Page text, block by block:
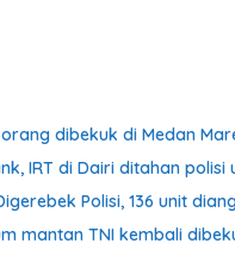
dibekuk di Medan
IRT di Dairi ditahan
Polisi, 136 unit
mantan TNI kembali